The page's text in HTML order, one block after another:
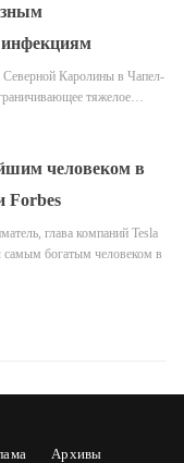
Северной Каролины в Чапел-
тяжелое…
человеком в
Forbes
глава компаний Tesla
богатым человеком в
Архивы